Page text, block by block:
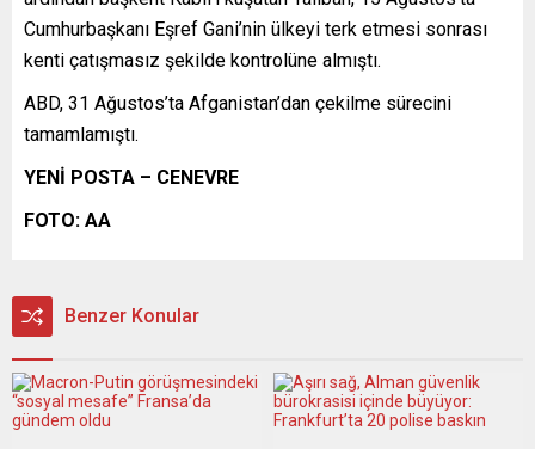
Cumhurbaşkanı Eşref Gani’nin ülkeyi terk etmesi sonrası
kenti çatışmasız şekilde kontrolüne almıştı.
ABD, 31 Ağustos’ta Afganistan’dan çekilme sürecini
tamamlamıştı.
YENİ POSTA – CENEVRE
FOTO: AA
Benzer Konular